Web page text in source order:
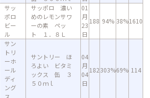
サッ
ポロ
ビー
ル
サッポロ 濃い
めのレモンサワ
ーの素 ペッ
ト １．８Ｌ
01
月
23
日
188 94% 38%1610
サン
トリ
ーホ
ール
ディ
ング
ス
サントリー ほ
ろよい ビタミ
ックス 缶 ３
５０ｍｌ
04
月
04
日
182303%69% 114